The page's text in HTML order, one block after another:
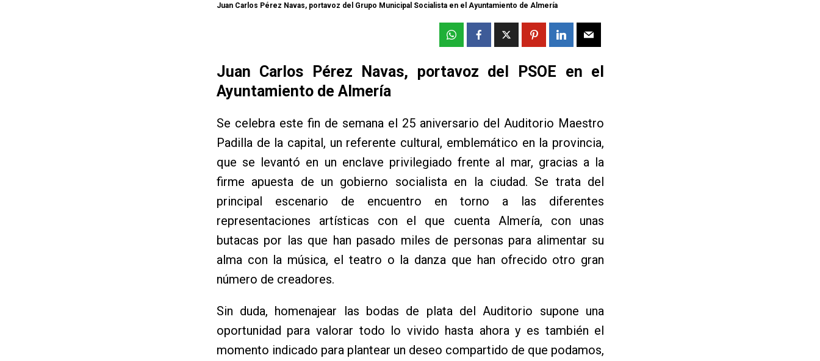
Juan Carlos Pérez Navas, portavoz del Grupo Municipal Socialista en el Ayuntamiento de Almería
Juan Carlos Pérez Navas, portavoz del PSOE en el
Ayuntamiento de Almería
Se celebra este fin de semana el 25 aniversario del Auditorio Maestro
Padilla de la capital, un referente cultural, emblemático en la provincia,
que se levantó en un enclave privilegiado frente al mar, gracias a la
firme apuesta de un gobierno socialista en la ciudad. Se trata del
principal escenario de encuentro en torno a las diferentes
representaciones artísticas con el que cuenta Almería, con unas
butacas por las que han pasado miles de personas para alimentar su
alma con la música, el teatro o la danza que han ofrecido otro gran
número de creadores.
Sin duda, homenajear las bodas de plata del Auditorio supone una
oportunidad para valorar todo lo vivido hasta ahora y es también el
momento indicado para plantear un deseo compartido de que podamos,